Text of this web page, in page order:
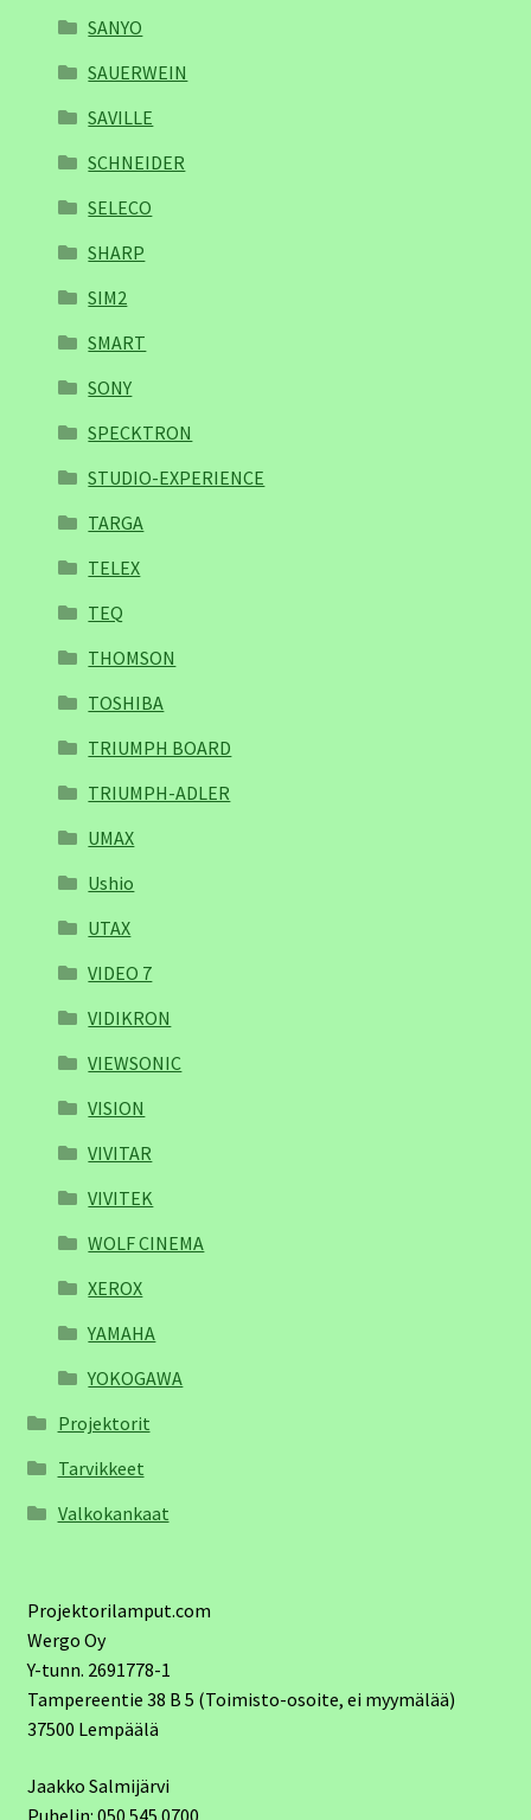
SANYO
SAUERWEIN
SAVILLE
SCHNEIDER
SELECO
SHARP
SIM2
SMART
SONY
SPECKTRON
STUDIO-EXPERIENCE
TARGA
TELEX
TEQ
THOMSON
TOSHIBA
TRIUMPH BOARD
TRIUMPH-ADLER
UMAX
Ushio
UTAX
VIDEO 7
VIDIKRON
VIEWSONIC
VISION
VIVITAR
VIVITEK
WOLF CINEMA
XEROX
YAMAHA
YOKOGAWA
Projektorit
Tarvikkeet
Valkokankaat
Projektorilamput.com
Wergo Oy
Y-tunn. 2691778-1
Tampereentie 38 B 5 (Toimisto-osoite, ei myymälää)
37500 Lempäälä
Jaakko Salmijärvi